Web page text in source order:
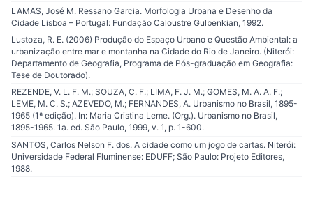
LAMAS, José M. Ressano Garcia. Morfologia Urbana e Desenho da
Cidade Lisboa – Portugal: Fundação Caloustre Gulbenkian, 1992.
Lustoza, R. E. (2006) Produção do Espaço Urbano e Questão Ambiental: a
urbanização entre mar e montanha na Cidade do Rio de Janeiro. (Niterói:
Departamento de Geografia, Programa de Pós-graduação em Geografia:
Tese de Doutorado).
REZENDE, V. L. F. M.; SOUZA, C. F.; LIMA, F. J. M.; GOMES, M. A. A. F.;
LEME, M. C. S.; AZEVEDO, M.; FERNANDES, A. Urbanismo no Brasil, 1895-
1965 (1ª edição). In: Maria Cristina Leme. (Org.). Urbanismo no Brasil,
1895-1965. 1a. ed. São Paulo, 1999, v. 1, p. 1-600.
SANTOS, Carlos Nelson F. dos. A cidade como um jogo de cartas. Niterói:
Universidade Federal Fluminense: EDUFF; São Paulo: Projeto Editores,
1988.